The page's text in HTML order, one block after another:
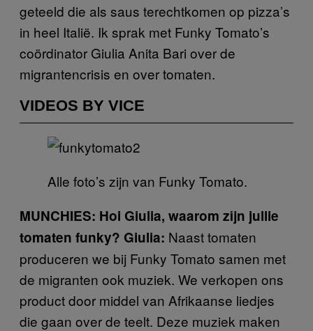
geteeld die als saus terechtkomen op pizza’s
in heel Italië. Ik sprak met Funky Tomato’s
coördinator Giulia Anita Bari over de
migrantencrisis en over tomaten.
VIDEOS BY VICE
Alle foto’s zijn van Funky Tomato.
MUNCHIES: Hoi Giulia, waarom zijn jullie
tomaten funky? Giulia: Naast tomaten
produceren we bij Funky Tomato samen met
de migranten ook muziek. We verkopen ons
product door middel van Afrikaanse liedjes
die gaan over de teelt. Deze muziek maken